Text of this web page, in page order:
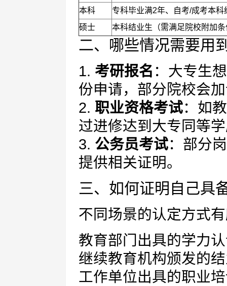
本科
专科毕业满2年、自考/成考本科
硕士
本科结业生（需满足院校附加
二、哪些情况需要用
1. 考研报名 ：大专生
份申请，部分院校会
2. 职业资格考试：如
过进修达到大专同等
3. 公务员考试：部分
提供相关证明。
三、如何证明自己具
不同场景的认定方式
教育部门出具的学力
继续教育机构颁发的
工作单位出具的职业